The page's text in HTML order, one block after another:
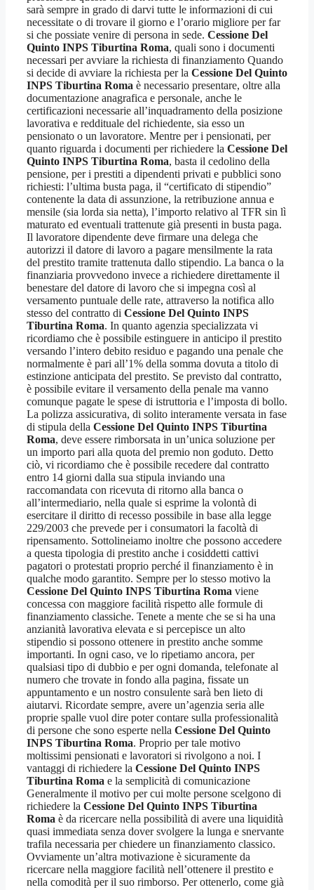
sarà sempre in grado di darvi tutte le informazioni di cui
necessitate o di trovare il giorno e l’orario migliore per far
si che possiate venire di persona in sede. Cessione Del
Quinto INPS Tiburtina Roma, quali sono i documenti
necessari per avviare la richiesta di finanziamento Quando
si decide di avviare la richiesta per la Cessione Del Quinto
INPS Tiburtina Roma è necessario presentare, oltre alla
documentazione anagrafica e personale, anche le
certificazioni necessarie all’inquadramento della posizione
lavorativa e reddituale del richiedente, sia esso un
pensionato o un lavoratore. Mentre per i pensionati, per
quanto riguarda i documenti per richiedere la Cessione Del
Quinto INPS Tiburtina Roma, basta il cedolino della
pensione, per i prestiti a dipendenti privati e pubblici sono
richiesti: l’ultima busta paga, il “certificato di stipendio”
contenente la data di assunzione, la retribuzione annua e
mensile (sia lorda sia netta), l’importo relativo al TFR sin lì
maturato ed eventuali trattenute già presenti in busta paga.
Il lavoratore dipendente deve firmare una delega che
autorizzi il datore di lavoro a pagare mensilmente la rata
del prestito tramite trattenuta dallo stipendio. La banca o la
finanziaria provvedono invece a richiedere direttamente il
benestare del datore di lavoro che si impegna così al
versamento puntuale delle rate, attraverso la notifica allo
stesso del contratto di Cessione Del Quinto INPS
Tiburtina Roma. In quanto agenzia specializzata vi
ricordiamo che è possibile estinguere in anticipo il prestito
versando l’intero debito residuo e pagando una penale che
normalmente è pari all’1% della somma dovuta a titolo di
estinzione anticipata del prestito. Se previsto dal contratto,
è possibile evitare il versamento della penale ma vanno
comunque pagate le spese di istruttoria e l’imposta di bollo.
La polizza assicurativa, di solito interamente versata in fase
di stipula della Cessione Del Quinto INPS Tiburtina
Roma, deve essere rimborsata in un’unica soluzione per
un importo pari alla quota del premio non goduto. Detto
ciò, vi ricordiamo che è possibile recedere dal contratto
entro 14 giorni dalla sua stipula inviando una
raccomandata con ricevuta di ritorno alla banca o
all’intermediario, nella quale si esprime la volontà di
esercitare il diritto di recesso possibile in base alla legge
229/2003 che prevede per i consumatori la facoltà di
ripensamento. Sottolineiamo inoltre che possono accedere
a questa tipologia di prestito anche i cosiddetti cattivi
pagatori o protestati proprio perché il finanziamento è in
qualche modo garantito. Sempre per lo stesso motivo la
Cessione Del Quinto INPS Tiburtina Roma viene
concessa con maggiore facilità rispetto alle formule di
finanziamento classiche. Tenete a mente che se si ha una
anzianità lavorativa elevata e si percepisce un alto
stipendio si possono ottenere in prestito anche somme
importanti. In ogni caso, ve lo ripetiamo ancora, per
qualsiasi tipo di dubbio e per ogni domanda, telefonate al
numero che trovate in fondo alla pagina, fissate un
appuntamento e un nostro consulente sarà ben lieto di
aiutarvi. Ricordate sempre, avere un’agenzia seria alle
proprie spalle vuol dire poter contare sulla professionalità
di persone che sono esperte nella Cessione Del Quinto
INPS Tiburtina Roma. Proprio per tale motivo
moltissimi pensionati e lavoratori si rivolgono a noi. I
vantaggi di richiedere la Cessione Del Quinto INPS
Tiburtina Roma e la semplicità di comunicazione
Generalmente il motivo per cui molte persone scelgono di
richiedere la Cessione Del Quinto INPS Tiburtina
Roma è da ricercare nella possibilità di avere una liquidità
quasi immediata senza dover svolgere la lunga e snervante
trafila necessaria per chiedere un finanziamento classico.
Ovviamente un’altra motivazione è sicuramente da
ricercare nella maggiore facilità nell’ottenere il prestito e
nella comodità per il suo rimborso. Per ottenerlo, come già